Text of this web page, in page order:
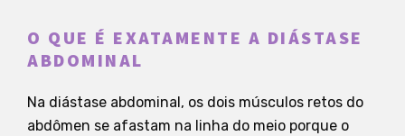
O QUE É EXATAMENTE A DIÁSTASE
ABDOMINAL
Na diástase abdominal, os dois músculos retos do
abdômen se afastam na linha do meio porque o